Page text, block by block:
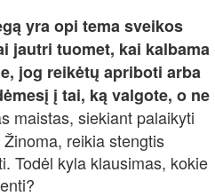
yra opi tema sveikos
jautri tuomet, kai kalbama
jog reikėtų apriboti arba
į tai, ką valgote, o ne
maistas, siekiant palaikyti
reikia stengtis
Todėl kyla klausimas, kokie